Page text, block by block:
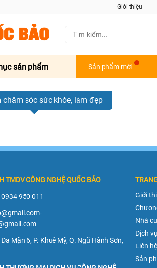
Giới thiệu
sản phẩm Sản phẩm mới
chăm sóc sức khỏe, làm đẹp
TMDV CÔNG NGHỆ QUỐC BẢO
950 011
Mặn 6, P. Khuê Mỹ, Q. Ngũ Hành Sơn,
Giới
Nhà
Dịch
Liên hệ
Sản